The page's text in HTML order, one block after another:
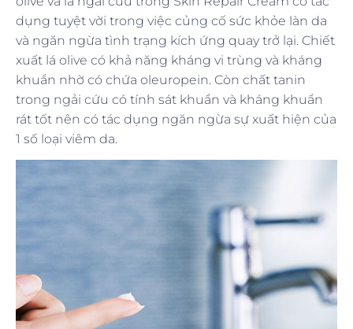
dụng tuyệt vời trong việc củng cố sức khỏe làn da
và ngăn ngừa tình trạng kích ứng quay trở lại. Chiết
xuất lá olive có khả năng kháng vi trùng và kháng
khuẩn nhờ có chứa oleuropein. Còn chất tanin
trong ngải cứu có tính sát khuẩn và kháng khuẩn
rát tốt nên có tác dụng ngăn ngừa sự xuất hiện của
1 số loại viêm da.